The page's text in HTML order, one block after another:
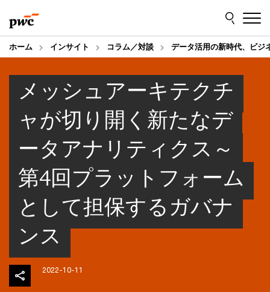
to
content
to
footer
ホーム インサイト コラム／対談 データ活用の新時代、ビジ
メッシュアーキテクチ
ャが切り開く新たなデ
ータアナリティクス～
第4回プラットフォーム
として担保するガバナ
ンス
2022-10-11